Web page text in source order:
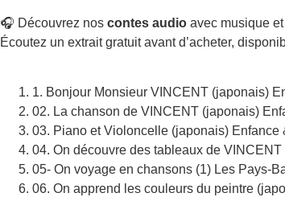
🎧 Découvrez nos contes audio avec musique
Écoutez un extrait gratuit avant d’acheter,
1. Bonjour Monsieur VINCENT (japonais)
02. La chanson de VINCENT (japonais)
03. Piano et Violoncelle (japonais) Enfance
04. On découvre des tableaux de
05- On voyage en chansons (1) Les Pays-
06. On apprend les couleurs du peintre